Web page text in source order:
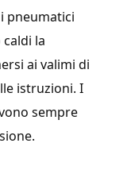
pneumatici
la
ai valimi di
istruzioni. I
sempre